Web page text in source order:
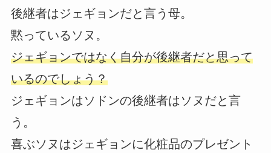
後継者はジェギョンだと言う母。
黙っているソヌ。
ジェギョンではなく自分が後継者だと思って
いるのでしょう？
ジェギョンはソドンの後継者はソヌだと言
う。
喜ぶソヌはジェギョンに化粧品のプレゼント